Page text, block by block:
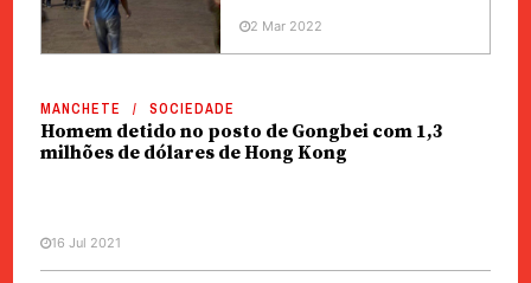
2 Mar 2022
MANCHETE SOCIEDADE
Homem detido no posto de Gongbei com 1,3
milhões de dólares de Hong Kong
16 Jul 2021